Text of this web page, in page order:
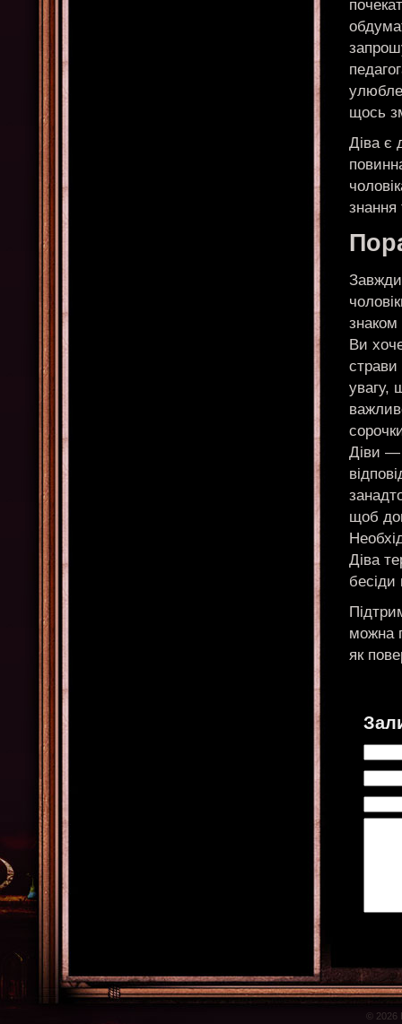
щось
Діва є
Завжди
знаком
Ви
страви
увагу,
Діви —
щоб
Діва
бесіди
можна
як
© 2026